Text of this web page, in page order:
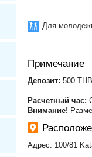
Для
Примечание
​Депозит: 500
Расчетный час:
Внимание!
Адрес: 100/81